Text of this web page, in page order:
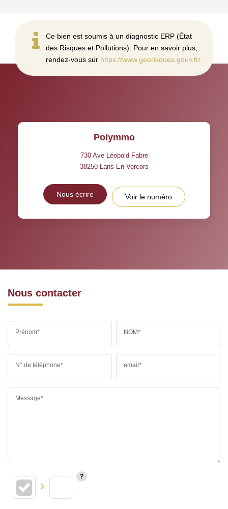
Ce bien est soumis à un diagnostic ERP (État
des Risques et Pollutions). Pour en savoir plus,
rendez-vous sur https://www.georisques.gouv.fr/
Polymmo
730 Ave Léopold Fabre
38250 Lans En Vercors
Nous écrire Voir le numéro
Nous contacter
Prénom* NOM*
N° de téléphone* email*
Message*